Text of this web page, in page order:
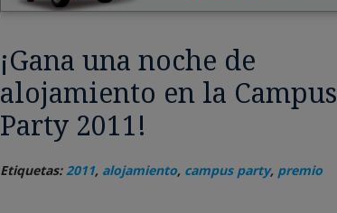
¡Gana una noche de
alojamiento en la Campus
Party 2011!
Etiquetas:2011, alojamiento, campus party, premio